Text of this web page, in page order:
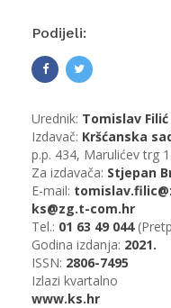
Podijeli:
Urednik: Tomislav Filić
Izdavač: Kršćanska
p.p. 434, Marulićev trg
Za izdavača: Stjepan
E-mail:
ks@zg.t-com.hr
Tel.: 01 63 49 044
Godina izdanja: 2021.
ISSN: 2806-7495
Izlazi kvartalno
www.ks.hr